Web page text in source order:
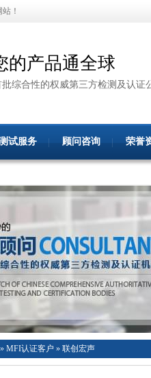
！
的产品通全球
综合性的权威第三方检测及认证
试服务 顾问咨询 荣誉
» MFI认证客户 » 联创宏声